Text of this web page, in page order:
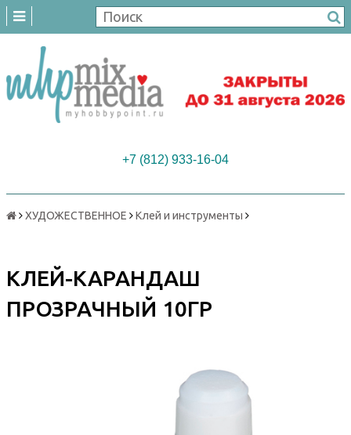
+7 (812) 933-16-04
ХУДОЖЕСТВЕННОЕ Клей и инструменты
КЛЕЙ-КАРАНДАШ
ПРОЗРАЧНЫЙ 10ГР